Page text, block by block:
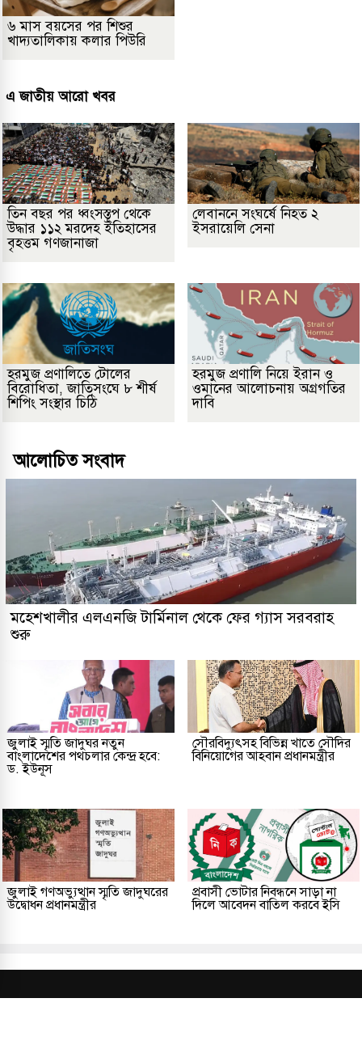
৬ মাস বয়সের পর শিশুর
খাদ্যতালিকায় কলার পিউরি
এ জাতীয় আরো খবর
তিন বছর পর ধ্বংসস্তূপ থেকে
উদ্ধার ১১২ মরদেহ ইতিহাসের
বৃহত্তম গণজানাজা
লেবাননে সংঘর্ষে নিহত ২
ইসরায়েলি সেনা
হরমুজ প্রণালিতে টোলের
বিরোধিতা, জাতিসংঘে ৮ শীর্ষ
শিপিং সংস্থার চিঠি
হরমুজ প্রণালি নিয়ে ইরান ও
ওমানের আলোচনায় অগ্রগতির
দাবি
আলোচিত সংবাদ
মহেশখালীর এলএনজি টার্মিনাল থেকে ফের গ্যাস সরবরাহ
শুরু
জুলাই স্মৃতি জাদুঘর নতুন
বাংলাদেশের পথচলার কেন্দ্র হবে:
ড. ইউনূস
সৌরবিদ্যুৎসহ বিভিন্ন খাতে সৌদির
বিনিয়োগের আহবান প্রধানমন্ত্রীর
জুলাই গণঅভ্যুত্থান স্মৃতি জাদুঘরের
উদ্বোধন প্রধানমন্ত্রীর
প্রবাসী ভোটার নিবন্ধনে সাড়া না
দিলে আবেদন বাতিল করবে ইসি